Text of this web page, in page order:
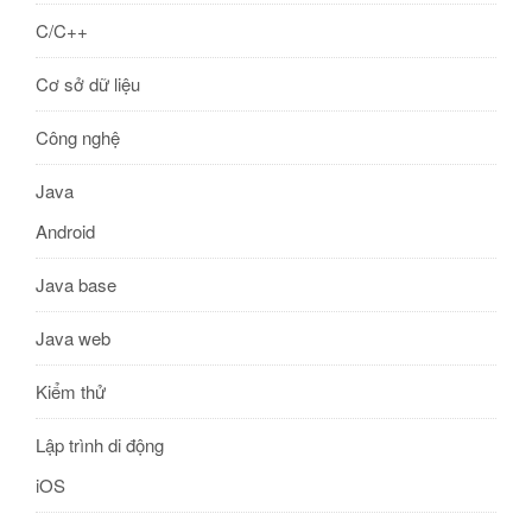
C/C++
Cơ sở dữ liệu
Công nghệ
Java
Android
Java base
Java web
Kiểm thử
Lập trình di động
iOS